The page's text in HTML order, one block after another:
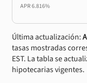
APR6.816%
Última actualización:
tasas mostradas
EST. La tabla se
hipotecarias vigentes.